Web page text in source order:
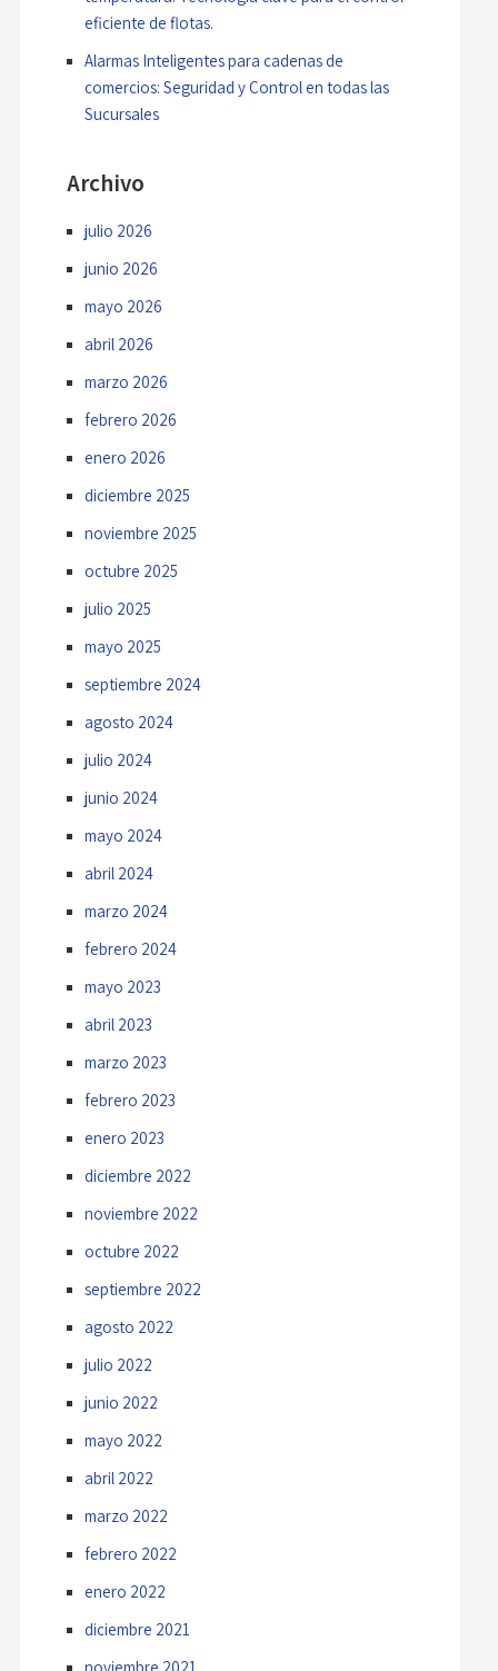
eficiente de flotas.
Alarmas Inteligentes para cadenas de
comercios: Seguridad y Control en todas las
Sucursales
Archivo
julio 2026
junio 2026
mayo 2026
abril 2026
marzo 2026
febrero 2026
enero 2026
diciembre 2025
noviembre 2025
octubre 2025
julio 2025
mayo 2025
septiembre 2024
agosto 2024
julio 2024
junio 2024
mayo 2024
abril 2024
marzo 2024
febrero 2024
mayo 2023
abril 2023
marzo 2023
febrero 2023
enero 2023
diciembre 2022
noviembre 2022
octubre 2022
septiembre 2022
agosto 2022
julio 2022
junio 2022
mayo 2022
abril 2022
marzo 2022
febrero 2022
enero 2022
diciembre 2021
noviembre 2021